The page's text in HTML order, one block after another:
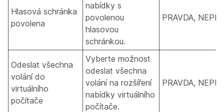
Hlasová schránka
povolena
nabídky s
povolenou
hlasovou
schránkou.
PRAVDA,
Odeslat všechna
volání do
virtuálního
počítače
Vyberte možnost
odeslat všechna
volání na rozšíření
nabídky virtuálního
počítače.
PRAVDA,